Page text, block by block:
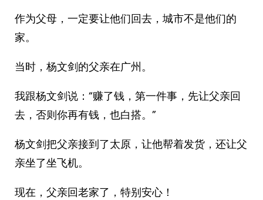
作为父母，一定要让他们回去，城市不是他们的
家。
当时，杨文剑的父亲在广州。
我跟杨文剑说：“赚了钱，第一件事，先让父亲回
去，否则你再有钱，也白搭。”
杨文剑把父亲接到了太原，让他帮着发货，还让父
亲坐了坐飞机。
现在，父亲回老家了，特别安心！